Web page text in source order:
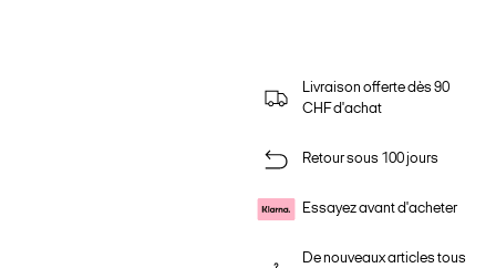
Livraison offerte dès 90
CHF d'achat
Retour sous 100 jours
Essayez avant d'acheter
De nouveaux articles tous